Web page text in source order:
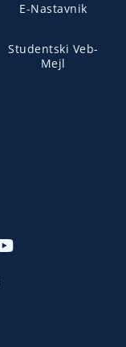
E-Nastavnik
Studentski Veb-
Mejl